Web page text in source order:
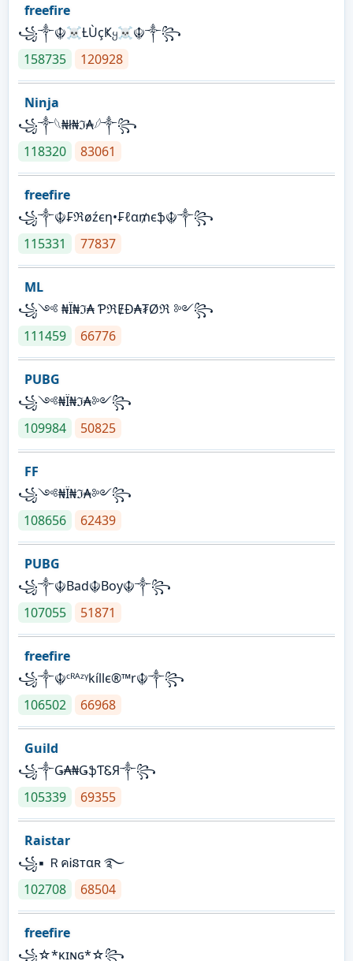
freefire
꧁༒☬☠Ƚ︎ÙçҜყ☠︎☬༒꧂
158735
120928
Ninja
꧁⁣༒𓆩₦ł₦ℑ₳𓆪༒꧂
118320
83061
freefire
꧁༒☬₣ℜøźєη•₣ℓα₥єֆ☬༒꧂
115331
77837
ML
꧁༺ ₦Ї₦ℑ₳ ƤℜɆĐ₳₮Øℜ ༻꧂
111459
66776
PUBG
꧁༺₦Ї₦ℑ₳༻꧂
109984
50825
FF
꧁༺₦Ї₦ℑ₳༻꧂
108656
62439
PUBG
꧁༒☬Bad☬Boy☬༒꧂
107055
51871
freefire
꧁༒☬ᶜᴿᴬᶻᵞkíllє®™r☬༒꧂
106502
66968
Guild
꧁༒Ǥ₳₦ǤֆƬᏋЯ༒꧂
105339
69355
Raistar
꧁▪ ＲคᎥនтαʀ ࿐
102708
68504
freefire
꧁☆*κɪɴɢ*☆꧂